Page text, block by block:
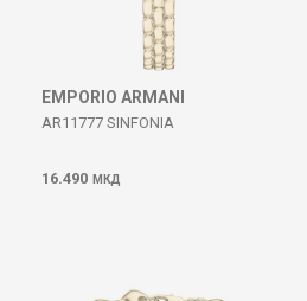
EMPORIO ARMANI
AR11777 SINFONIA
16.490 МКД